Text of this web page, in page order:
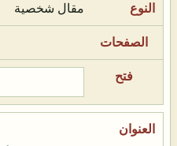
مقال شخصية